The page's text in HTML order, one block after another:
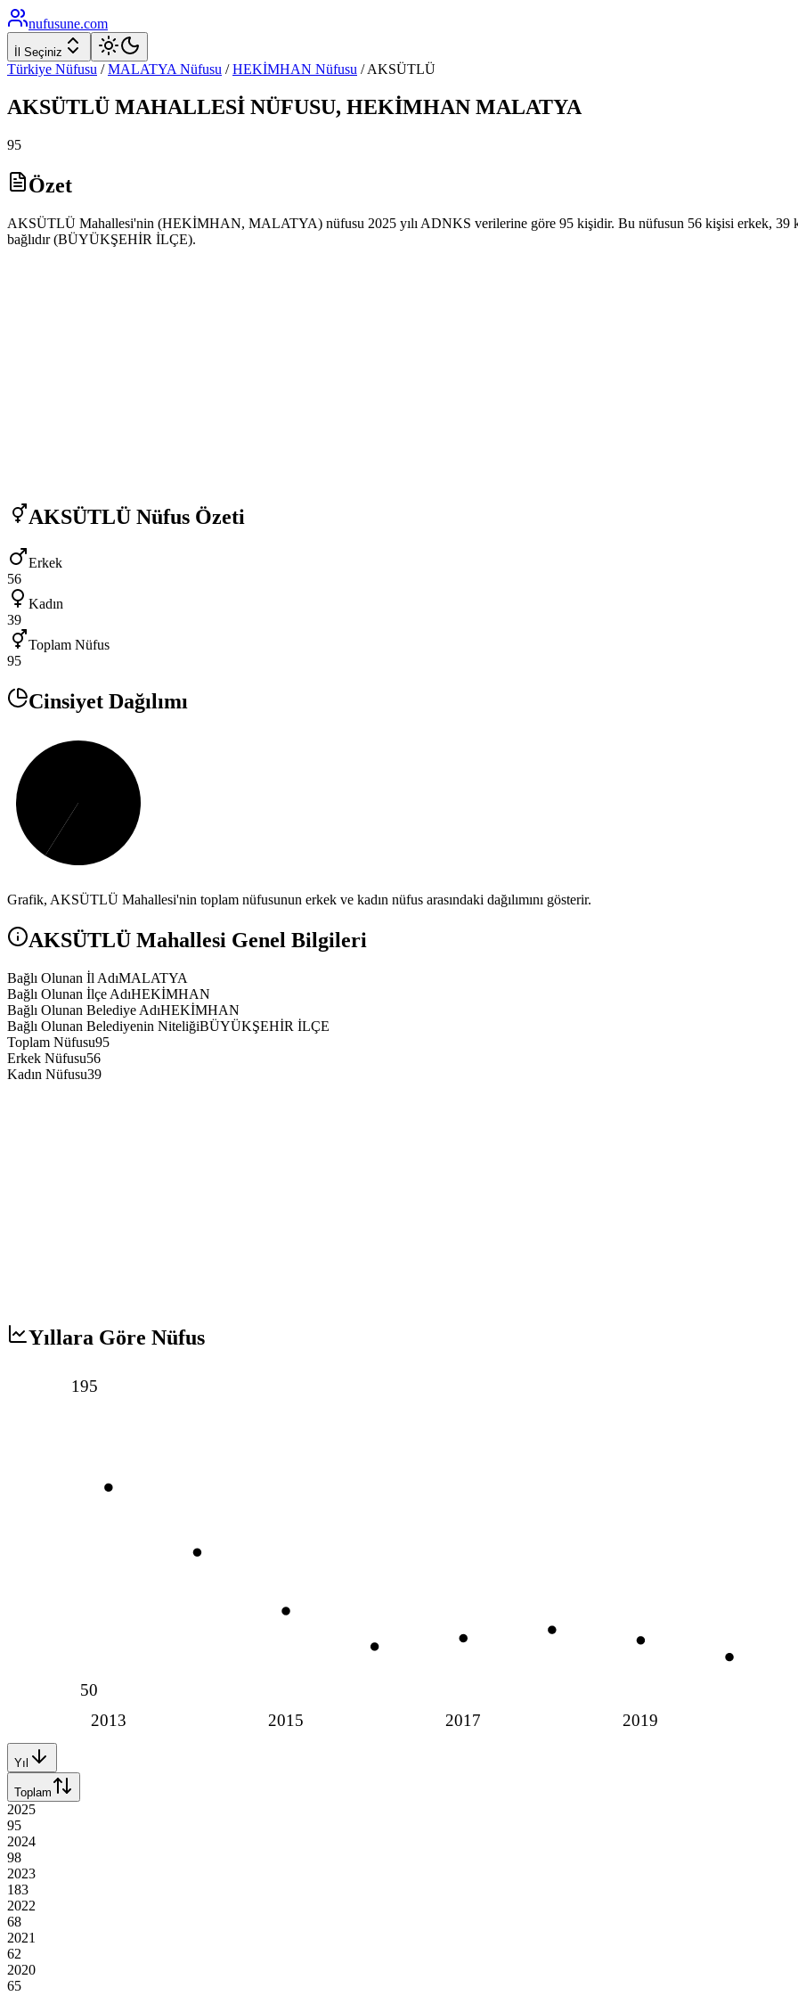
nufusune.com
İl Seçiniz
Türkiye Nüfusu / MALATYA Nüfusu / HEKİMHAN Nüfusu /AKSÜTLÜ
AKSÜTLÜ MAHALLESİ NÜFUSU, HEKİMHAN MALATYA
95
Özet
AKSÜTLÜ Mahallesi'nin (HEKİMHAN, MALATYA) nüfusu 2025 yılı ADNKS verilerine göre 95 kişidir. Bu nüfusun 56 kişisi erkek,
bağlıdır (BÜYÜKŞEHİR İLÇE).
AKSÜTLÜ Nüfus Özeti
Erkek
56
Kadın
39
Toplam Nüfus
95
Cinsiyet Dağılımı
Grafik, AKSÜTLÜ Mahallesi'nin toplam nüfusunun erkek ve kadın nüfus arasındaki dağılımını gösterir.
AKSÜTLÜ Mahallesi Genel Bilgileri
Bağlı Olunan İl AdıMALATYA
Bağlı Olunan İlçe AdıHEKİMHAN
Bağlı Olunan Belediye AdıHEKİMHAN
Bağlı Olunan Belediyenin NiteliğiBÜYÜKŞEHİR İLÇE
Toplam Nüfusu95
Erkek Nüfusu56
Kadın Nüfusu39
Yıllara Göre Nüfus
2013 2015 2017 2019
195
50
Yıl
Toplam
2025
95
2024
98
2023
183
2022
68
2021
62
2020
65